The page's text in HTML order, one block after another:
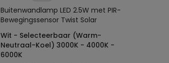
Buitenwandlamp LED 2.5W met PIR-
Bewegingssensor Twist Solar
Wit - Selecteerbaar (Warm-
Neutraal-Koel) 3000K - 4000K -
6000K